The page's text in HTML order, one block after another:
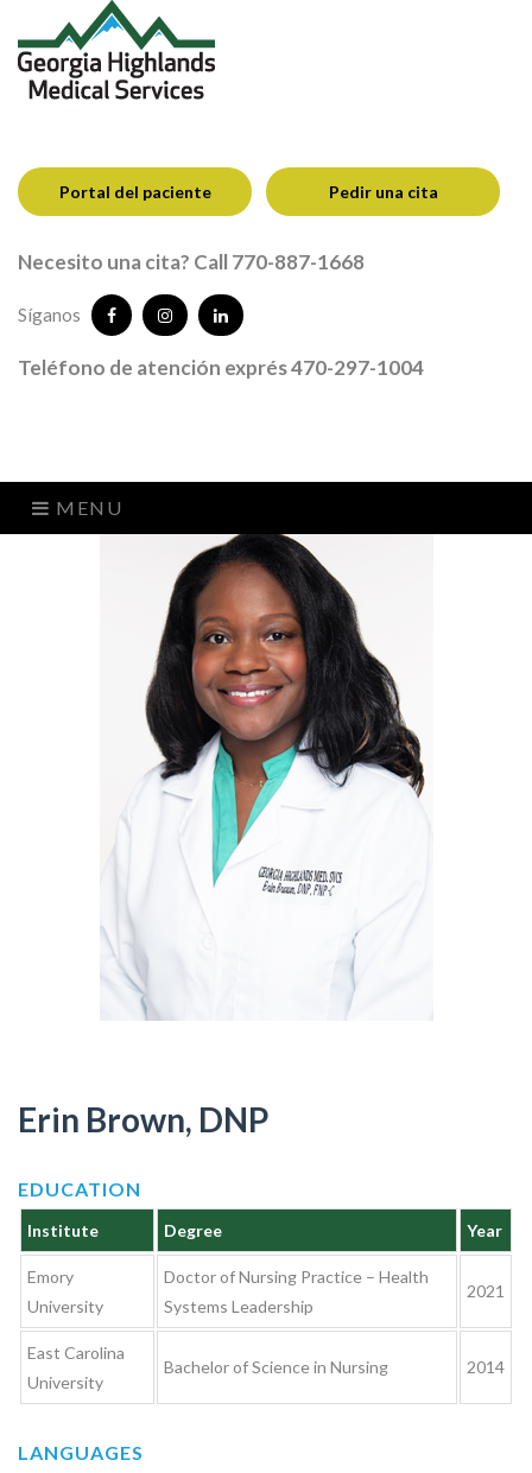
Portal del paciente Pedir una cita
Necesito una cita? Call 770-887-1668
Síganos
Teléfono de atención exprés 470-297-1004
MENU
Erin Brown, DNP
EDUCATION
Institute Degree Year
Emory
University
Doctor of Nursing Practice – Health
Systems Leadership
2021
East Carolina
University
Bachelor of Science in Nursing 2014
LANGUAGES